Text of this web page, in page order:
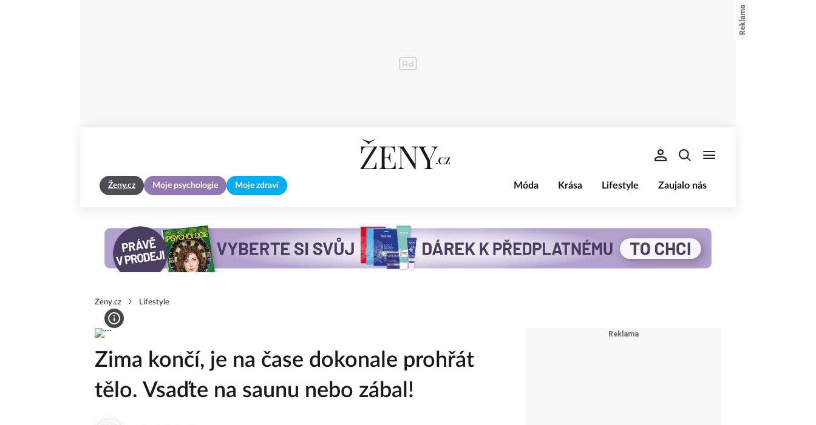
Ženy.cz Moje psychologie Moje zdraví Móda Krása Lifestyle Zaujalo nás
Zeny.cz Lifestyle
Zima končí, je na čase dokonale prohřát
tělo. Vsaďte na saunu nebo zábal!